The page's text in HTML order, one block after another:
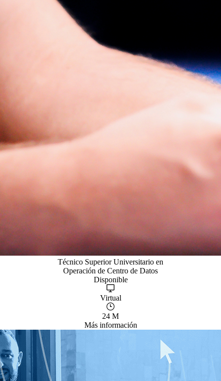
Técnico Superior Universitario en
Operación de Centro de Datos
Disponible
Virtual
24 M
Más información